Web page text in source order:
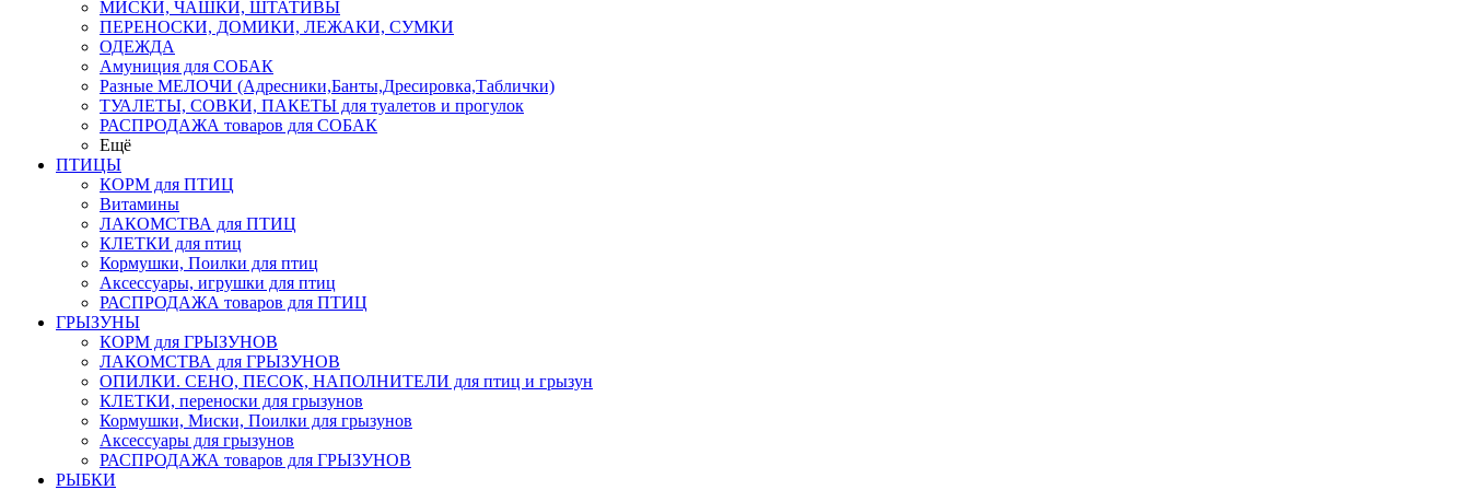
МИСКИ, ЧАШКИ, ШТАТИВЫ
ПЕРЕНОСКИ, ДОМИКИ, ЛЕЖАКИ, СУМКИ
ОДЕЖДА
Амуниция для СОБАК
Разные МЕЛОЧИ (Адресники,Банты,Дресировка,Таблички)
ТУАЛЕТЫ, СОВКИ, ПАКЕТЫ для туалетов и прогулок
РАСПРОДАЖА товаров для СОБАК
Ещё
ПТИЦЫ
КОРМ для ПТИЦ
Витамины
ЛАКОМСТВА для ПТИЦ
КЛЕТКИ для птиц
Кормушки, Поилки для птиц
Аксессуары, игрушки для птиц
РАСПРОДАЖА товаров для ПТИЦ
ГРЫЗУНЫ
КОРМ для ГРЫЗУНОВ
ЛАКОМСТВА для ГРЫЗУНОВ
ОПИЛКИ. СЕНО, ПЕСОК, НАПОЛНИТЕЛИ для птиц и грызун
КЛЕТКИ, переноски для грызунов
Кормушки, Миски, Поилки для грызунов
Аксессуары для грызунов
РАСПРОДАЖА товаров для ГРЫЗУНОВ
РЫБКИ